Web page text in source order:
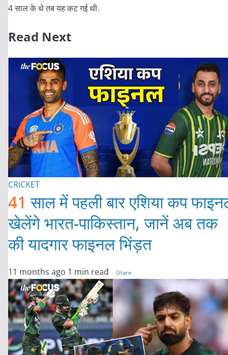
4 साल के थे तब यह कट गई थी.
Read Next
CRICKET
41 साल में पहली बार एशिया कप
खेलेंगे भारत-पाकिस्तान, जानें अब तक
की यादगार फाइनल भिंड़त
11 months ago 1 min read Share